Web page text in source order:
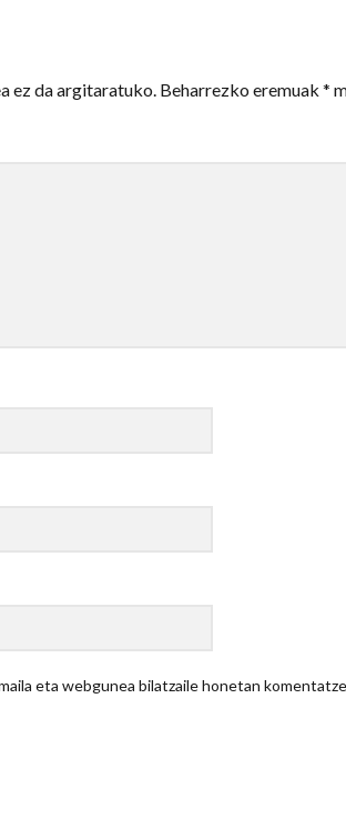
ez da argitaratuko. Beharrezko eremuak*
eta webgunea bilatzaile honetan